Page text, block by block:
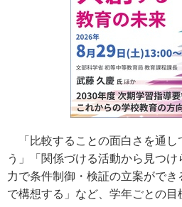
「比較することの面白さを通
う」「関係づける活動から見つ
力で条件制御・検証の立案ができ
で構想する」など、学年ごとの目